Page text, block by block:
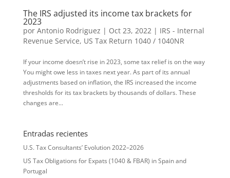
The IRS adjusted its income tax brackets for
2023
por Antonio Rodriguez | Oct 23, 2022| IRS - Internal
Revenue Service, US Tax Return 1040 / 1040NR
If your income doesn’t rise in 2023, some tax relief is on the way
You might owe less in taxes next year. As part of its annual
adjustments based on inflation, the IRS increased the income
thresholds for its tax brackets by thousands of dollars. These
changes are...
Entradas recientes
U.S. Tax Consultants’ Evolution 2022–2026
US Tax Obligations for Expats (1040 & FBAR) in Spain and
Portugal